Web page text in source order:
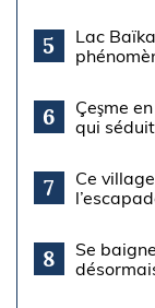
5
Lac
6
Çeşme
qui
7
Ce
8
Se